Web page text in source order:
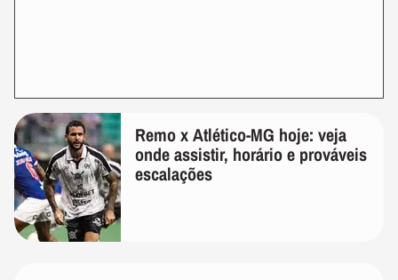
Remo x Atlético-MG hoje: veja
onde assistir, horário e prováveis
escalações